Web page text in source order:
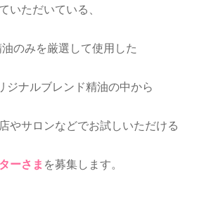
いただいている、
のみを厳選して使用した
ジナルブレンド精油の中から
やサロンなどでお試しいただける
ーさま を募集します。